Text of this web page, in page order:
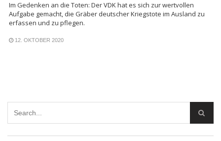
Im Gedenken an die Toten: Der VDK hat es sich zur wertvollen
Aufgabe gemacht, die Gräber deutscher Kriegstote im Ausland zu
erfassen und zu pflegen.
12. OKTOBER 2020